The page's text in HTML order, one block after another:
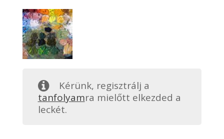
Kérünk, regisztrálj a
tanfolyamra mielőtt elkezded a
leckét.